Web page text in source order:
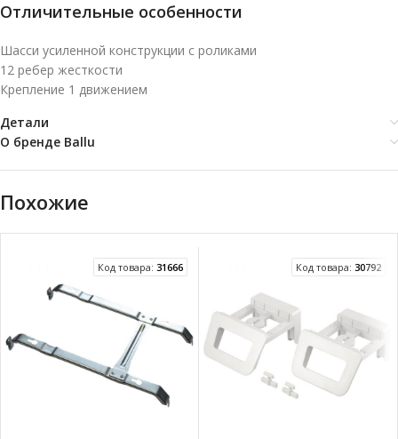
Отличительные особенности
Шасси усиленной конструкции с роликами
12 ребер жесткости
Крепление 1 движением
Детали
О бренде Ballu
Похожие
Код товара: 31666 Код товара: 30792